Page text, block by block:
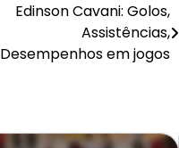
Edinson Cavani: Golos,
Assistências,
Desempenhos em jogos